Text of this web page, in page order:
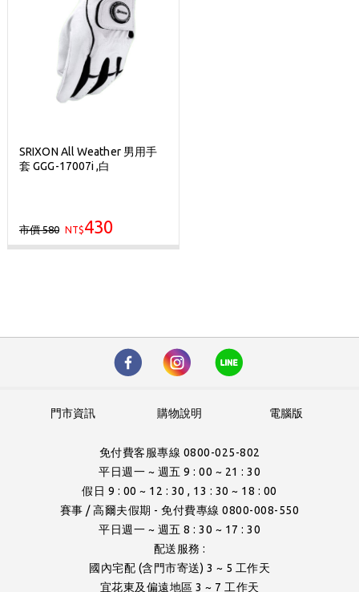
SRIXON All Weather 男用手
套 GGG-17007i ,白
市價 580 NT$430
電腦版
購物說明
門市資訊
免付費客服專線 0800-025-802
平日週一 ~ 週五 9 : 00 ~ 21 : 30
假日 9 : 00 ~ 12 : 30 , 13 : 30 ~ 18 : 00
賽事 / 高爾夫假期 - 免付費專線 0800-008-550
平日週一 ~ 週五 8 : 30 ~ 17 : 30
配送服務 :
國內宅配 (含門市寄送) 3 ~ 5 工作天
宜花東及偏遠地區 3 ~ 7 工作天